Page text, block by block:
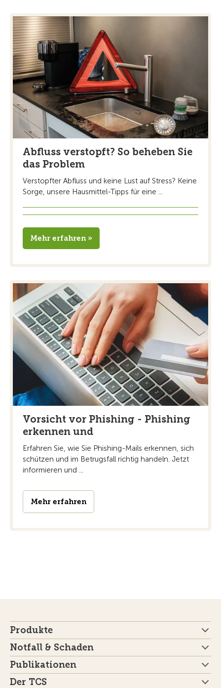
Abfluss verstopft? So beheben Sie
das Problem
Verstopfter Abfluss und keine Lust auf Stress? Keine
Sorge, unsere Hausmittel-Tipps für eine ...
Mehr erfahren »
Vorsicht vor Phishing - Phishing
erkennen und
Erfahren Sie, wie Sie Phishing-Mails erkennen, sich
schützen und im Betrugsfall richtig handeln. Jetzt
informieren und ...
Mehr erfahren
Produkte
Notfall & Schaden
Publikationen
Der TCS